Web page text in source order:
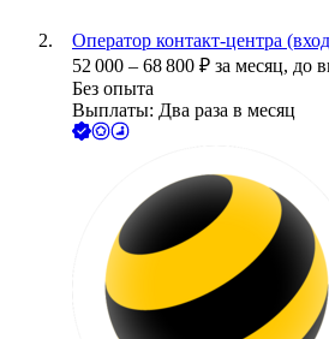
Оператор контакт-центра
52 000 – 68 800 ₽ за месяц, до
Без опыта
Выплаты: Два раза в месяц